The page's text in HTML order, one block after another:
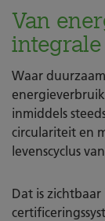
Van
Waar
inmiddels
circulariteit en
levenscyclus
Dat is